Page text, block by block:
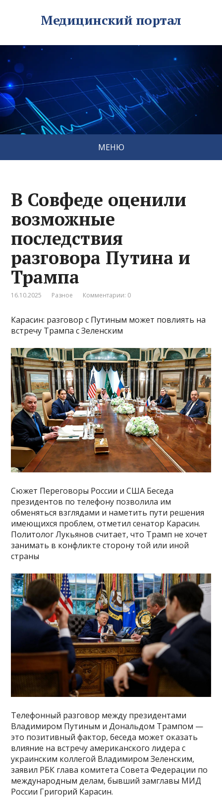
Медицинский портал
МЕНЮ
В Совфеде оценили
возможные
последствия
разговора Путина и
Трампа
16.10.2025 Разное Комментарии: 0
Карасин: разговор с Путиным может повлиять на
встречу Трампа с Зеленским
Сюжет Переговоры России и США Беседа
президентов по телефону позволила им
обменяться взглядами и наметить пути решения
имеющихся проблем, отметил сенатор Карасин.
Политолог Лукьянов считает, что Трамп не хочет
занимать в конфликте сторону той или иной
страны
Телефонный разговор между президентами
Владимиром Путиным и Дональдом Трампом —
это позитивный фактор, беседа может оказать
влияние на встречу американского лидера с
украинским коллегой Владимиром Зеленским,
заявил РБК глава комитета Совета Федерации по
международным делам, бывший замглавы МИД
России Григорий Карасин.